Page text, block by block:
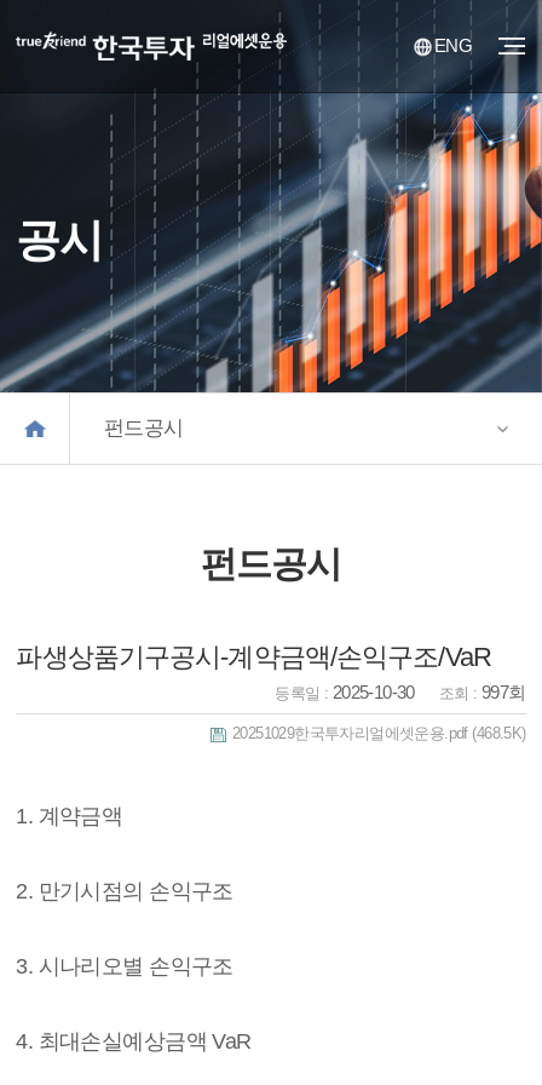
ENG
공시
펀드공시
펀드공시
파생상품기구공시-계약금액/손익구조/VaR
등록일 : 2025-10-30 조회 : 997회
20251029한국투자리얼에셋운용.pdf(468.5K)
1. 계약금액
2. 만기시점의 손익구조
3. 시나리오별 손익구조
4. 최대손실예상금액 VaR